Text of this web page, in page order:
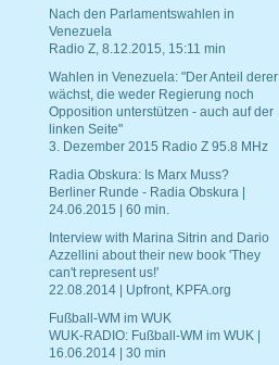
Nach den Parlamentswahlen in
Venezuela
Radio Z, 8.12.2015, 15:11 min
Wahlen in Venezuela: "Der Anteil derer
wächst, die weder Regierung noch
Opposition unterstützen - auch auf der
linken Seite"
3. Dezember 2015 Radio Z 95.8 MHz
Radia Obskura: Is Marx Muss?
Berliner Runde - Radia Obskura |
24.06.2015 | 60 min.
Interview with Marina Sitrin and Dario
Azzellini about their new book 'They
can't represent us!'
22.08.2014 | Upfront, KPFA.org
Fußball-WM im WUK
WUK-RADIO: Fußball-WM im WUK |
16.06.2014 | 30 min